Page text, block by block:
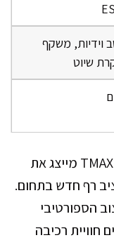
וידיות, משקף
שיוט
קטנוע ימאהה TMAX 560 TECH MAX 2025 מייצג את
רף חדש בתחום.
הספורטיבי
חוויית רכיבה